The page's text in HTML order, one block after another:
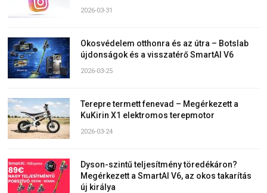
2026-03-31
Okosvédelem otthonra és az útra – Botslab
újdonságok és a visszatérő SmartAI V6
2026-03-25
Terepre termett fenevad – Megérkezett a
KuKirin X1 elektromos terepmotor
2026-03-24
Dyson-szintű teljesítmény töredékáron?
Megérkezett a SmartAI V6, az okos takarítás
új királya